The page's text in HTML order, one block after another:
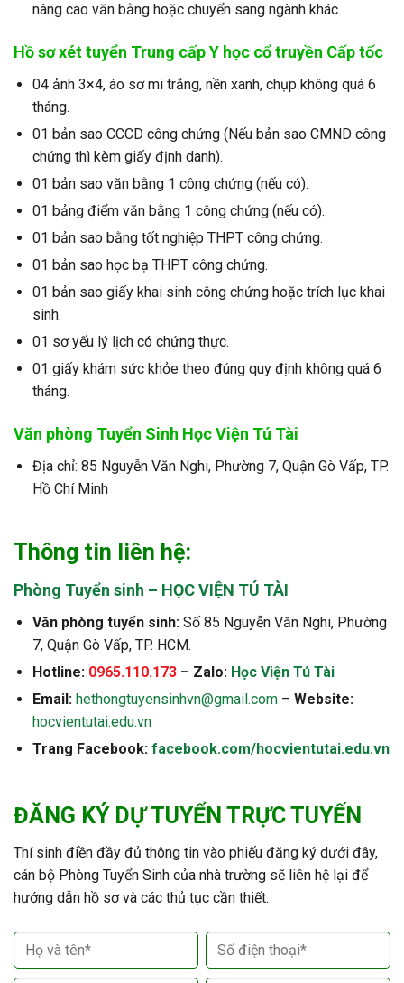
nâng cao văn bằng hoặc chuyển sang ngành khác.
Hồ sơ xét tuyển Trung cấp Y học cổ truyền Cấp tốc
04 ảnh 3×4, áo sơ mi trắng, nền xanh, chụp không quá 6
tháng.
01 bản sao CCCD công chứng (Nếu bản sao CMND công
chứng thì kèm giấy định danh).
01 bản sao văn bằng 1 công chứng (nếu có).
01 bảng điểm văn bằng 1 công chứng (nếu có).
01 bản sao bằng tốt nghiệp THPT công chứng.
01 bản sao học bạ THPT công chứng.
01 bản sao giấy khai sinh công chứng hoặc trích lục khai
sinh.
01 sơ yếu lý lịch có chứng thực.
01 giấy khám sức khỏe theo đúng quy định không quá 6
tháng.
Văn phòng Tuyển Sinh Học Viện Tú Tài
Địa chỉ: 85 Nguyễn Văn Nghi, Phường 7, Quận Gò Vấp, TP.
Hồ Chí Minh
Thông tin liên hệ:
Phòng Tuyển sinh – HỌC VIỆN TÚ TÀI
Văn phòng tuyển sinh:Số 85 Nguyễn Văn Nghi, Phường
7, Quận Gò Vấp, TP. HCM.
Hotline: 0965.110.173– Zalo: Học Viện Tú Tài
Email: hethongtuyensinhvn@gmail.com– Website:
hocvientutai.edu.vn
Trang Facebook: facebook.com/hocvientutai.edu.vn
ĐĂNG KÝ DỰ TUYỂN TRỰC TUYẾN
Thí sinh điền đầy đủ thông tin vào phiếu đăng ký dưới đây,
cán bộ Phòng Tuyển Sinh của nhà trường sẽ liên hệ lại để
hướng dẫn hồ sơ và các thủ tục cần thiết.